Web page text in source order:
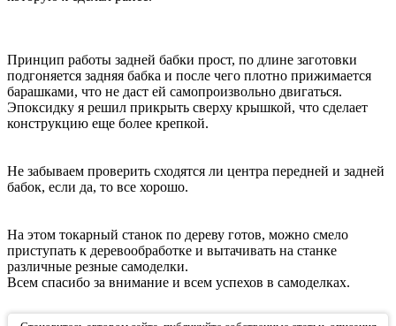
Принцип работы задней бабки прост, по длине заготовки
подгоняется задняя бабка и после чего плотно прижимается
барашками, что не даст ей самопроизвольно двигаться.
Эпоксидку я решил прикрыть сверху крышкой, что сделает
конструкцию еще более крепкой.
Не забываем проверить сходятся ли центра передней и задней
бабок, если да, то все хорошо.
На этом токарный станок по дереву готов, можно смело
приступать к деревообработке и вытачивать на станке
различные резные самоделки.
Всем спасибо за внимание и всем успехов в самоделках.